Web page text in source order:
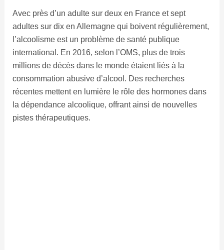
Avec près d’un adulte sur deux en France et sept
adultes sur dix en Allemagne qui boivent régulièrement,
l’alcoolisme est un problème de santé publique
international. En 2016, selon l’OMS, plus de trois
millions de décès dans le monde étaient liés à la
consommation abusive d’alcool. Des recherches
récentes mettent en lumière le rôle des hormones dans
la dépendance alcoolique, offrant ainsi de nouvelles
pistes thérapeutiques.